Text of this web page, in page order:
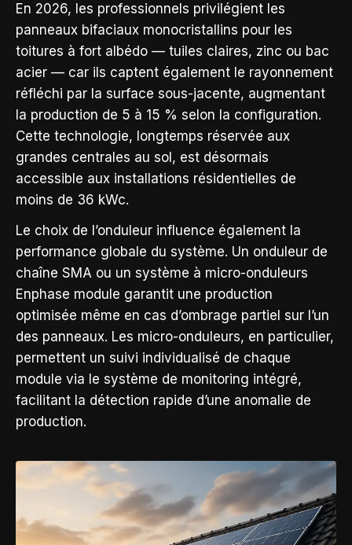
En 2026, les professionnels privilégient les
panneaux bifaciaux monocristallins pour les
toitures à fort albédo — tuiles claires, zinc ou bac
acier — car ils captent également le rayonnement
réfléchi par la surface sous-jacente, augmentant
la production de 5 à 15 % selon la configuration.
Cette technologie, longtemps réservée aux
grandes centrales au sol, est désormais
accessible aux installations résidentielles de
moins de 36 kWc.
Le choix de l’onduleur influence également la
performance globale du système. Un onduleur de
chaîne SMA ou un système à micro-onduleurs
Enphase module garantit une production
optimisée même en cas d’ombrage partiel sur l’un
des panneaux. Les micro-onduleurs, en particulier,
permettent un suivi individualisé de chaque
module via le système de monitoring intégré,
facilitant la détection rapide d’une anomalie de
production.